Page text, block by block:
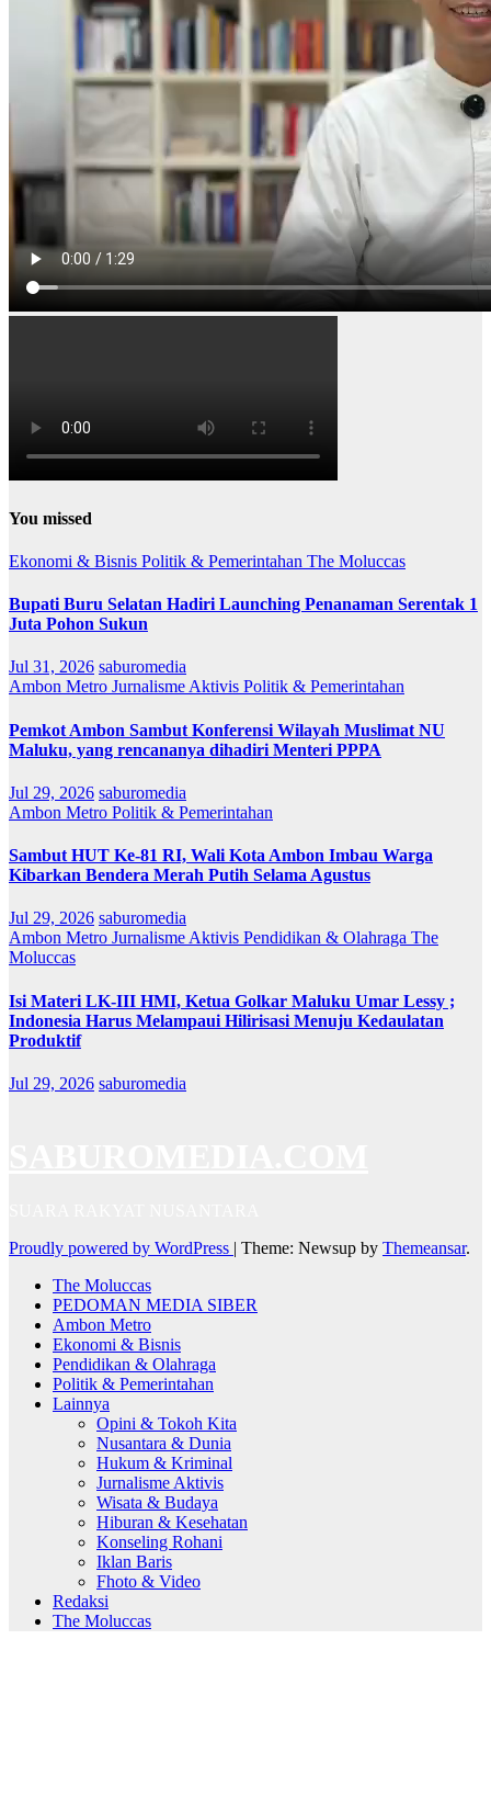
You missed
Ekonomi & Bisnis Politik & Pemerintahan The Moluccas
Bupati Buru Selatan Hadiri Launching Penanaman Serentak 1
Juta Pohon Sukun
Jul 31, 2026 saburomedia
Ambon Metro Jurnalisme Aktivis Politik & Pemerintahan
Pemkot Ambon Sambut Konferensi Wilayah Muslimat NU
Maluku, yang rencananya dihadiri Menteri PPPA
Jul 29, 2026 saburomedia
Ambon Metro Politik & Pemerintahan
Sambut HUT Ke-81 RI, Wali Kota Ambon Imbau Warga
Kibarkan Bendera Merah Putih Selama Agustus
Jul 29, 2026 saburomedia
Ambon Metro Jurnalisme Aktivis Pendidikan & Olahraga The
Moluccas
Isi Materi LK-III HMI, Ketua Golkar Maluku Umar Lessy ;
Indonesia Harus Melampaui Hilirisasi Menuju Kedaulatan
Produktif
Jul 29, 2026 saburomedia
Proudly powered by WordPress | Theme: Newsup by Themeansar.
The Moluccas
PEDOMAN MEDIA SIBER
Ambon Metro
Ekonomi & Bisnis
Pendidikan & Olahraga
Politik & Pemerintahan
Lainnya
Opini & Tokoh Kita
Nusantara & Dunia
Hukum & Kriminal
Jurnalisme Aktivis
Wisata & Budaya
Hiburan & Kesehatan
Konseling Rohani
Iklan Baris
Fhoto & Video
Redaksi
The Moluccas